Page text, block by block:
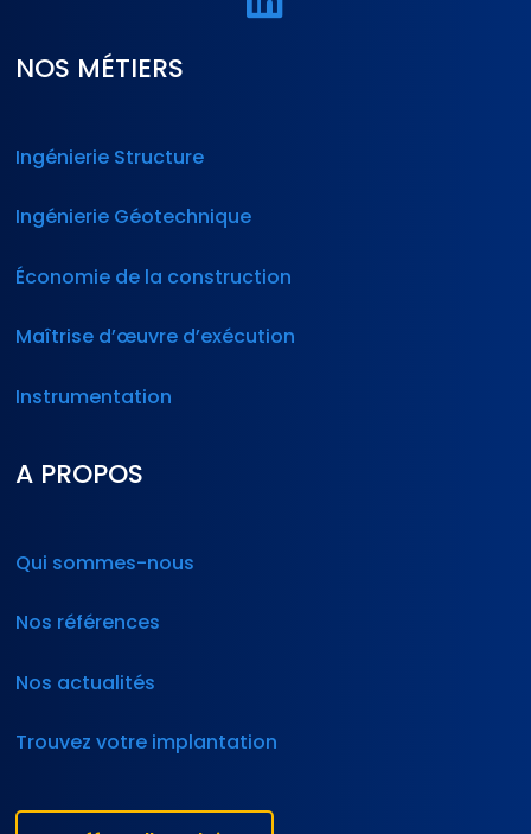
NOS MÉTIERS
Ingénierie Structure
Ingénierie Géotechnique
Économie de la construction
Maîtrise d’œuvre d’exécution
Instrumentation
A PROPOS
Qui sommes-nous
Nos références
Nos actualités
Trouvez votre implantation